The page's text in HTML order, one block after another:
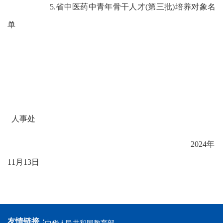
5.省中医药中青年骨干人才(第三批)培养对象名
单
人事处
2024年
11 月 13日